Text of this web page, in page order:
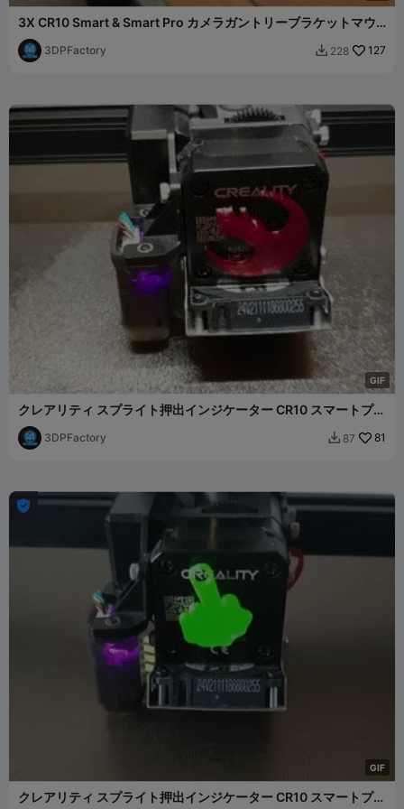
3X CR10 Smart & Smart Pro カメラガントリーブラケットマウ
ント CR-10
3DPFactory  228 127
GIF
クレアリティ スプライト押出インジケーター CR10 スマートプロ
エンダー3 S1
3DPFactory  87 81
GIF

クレアリティ スプライト押出インジケーター CR10 スマートプロ